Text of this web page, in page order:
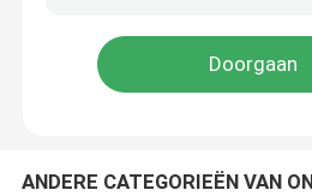
Sidestream-CO2-module
ANDERE CATEGORIEËN VAN